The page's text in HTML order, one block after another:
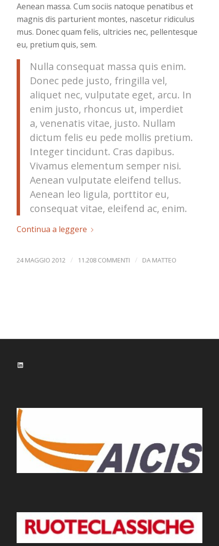
Aenean massa. Cum sociis natoque penatibus et
magnis dis parturient montes, nascetur ridiculus
mus. Donec quam felis, ultricies nec, pellentesque
eu, pretium quis, sem.
Nulla consequat massa quis enim.
Donec pede justo, fringilla vel,
aliquet nec, vulputate eget, arcu. In
enim justo, rhoncus ut, imperdiet
a, venenatis vitae, justo. Nullam
dictum felis eu pede mollis pretium.
Integer tincidunt. Cras dapibus.
Vivamus elementum semper nisi.
Aenean vulputate eleifend tellus.
Aenean leo ligula, porttitor eu,
consequat vitae, eleifend ac, enim.
Continua a leggere
24 MAGGIO 2012 / 11.208 COMMENTI / DA MATTEO
LinkedIn